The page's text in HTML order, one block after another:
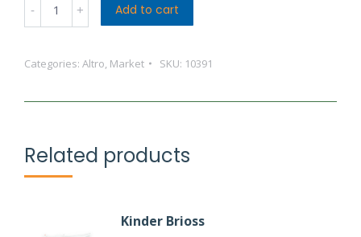
Gallo
Roma
Add to cart
Categories: Altro, Market SKU: 10391
Related products
Kinder Brioss